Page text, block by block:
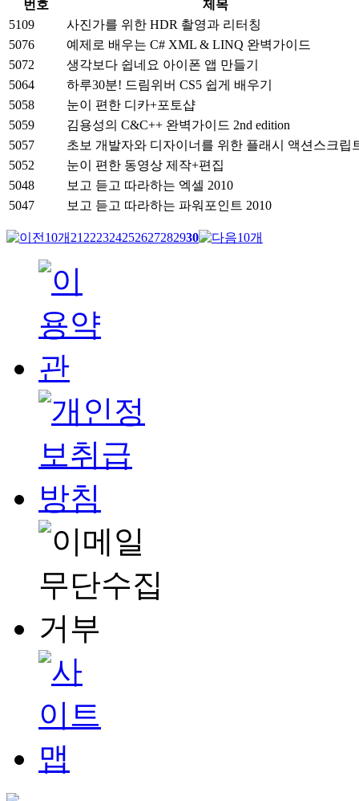
번호
제목
5109
사진가를 위한 HDR 촬영과 리터칭
5076
예제로 배우는 C# XML & LINQ 완벽가이드
5072
생각보다 쉽네요 아이폰 앱 만들기
5064
하루30분! 드림위버 CS5 쉽게 배우기
5058
눈이 편한 디카+포토샵
5059
김용성의 C&C++ 완벽가이드 2nd edition
5057
초보 개발자와 디자이너를 위한 플래시 액션스크립
5052
눈이 편한 동영상 제작+편집
5048
보고 듣고 따라하는 엑셀 2010
5047
보고 듣고 따라하는 파워포인트 2010
21 222324252627282930